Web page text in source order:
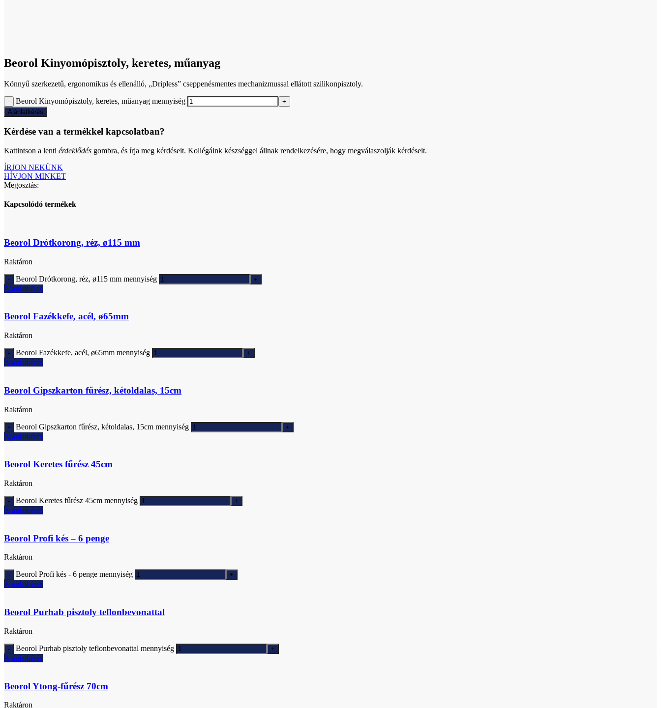
Beorol Kinyomópisztoly, keretes, műanyag
Könnyű szerkezetű, ergonomikus és ellenálló, „Dripless” cseppenésmentes mechanizmussal ellátott szilikonpisztoly.
Beorol Kinyomópisztoly, keretes, műanyag mennyiség
Ajánlatkérés
Kérdése van a termékkel kapcsolatban?
Kattintson a lenti érdeklődés gombra, és írja meg kérdéseit. Kollégáink készséggel állnak rendelkezésére, hogy megválaszolják kérdéseit.
ÍRJON NEKÜNK
HÍVJON MINKET
Megosztás:
Kapcsolódó termékek
Beorol Drótkorong, réz, ø115 mm
Raktáron
Beorol Drótkorong, réz, ø115 mm mennyiség
Ajánlatkérés
Beorol Fazékkefe, acél, ø65mm
Raktáron
Beorol Fazékkefe, acél, ø65mm mennyiség
Ajánlatkérés
Beorol Gipszkarton fűrész, kétoldalas, 15cm
Raktáron
Beorol Gipszkarton fűrész, kétoldalas, 15cm mennyiség
Ajánlatkérés
Beorol Keretes fűrész 45cm
Raktáron
Beorol Keretes fűrész 45cm mennyiség
Ajánlatkérés
Beorol Profi kés – 6 penge
Raktáron
Beorol Profi kés - 6 penge mennyiség
Ajánlatkérés
Beorol Purhab pisztoly teflonbevonattal
Raktáron
Beorol Purhab pisztoly teflonbevonattal mennyiség
Ajánlatkérés
Beorol Ytong-fűrész 70cm
Raktáron